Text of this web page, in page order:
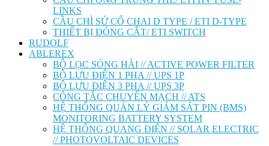
LINKS
CẦU CHÌ SỨ CỔ CHAI D TYPE / ETI D-TYPE
THIẾT BỊ ĐÓNG CẮT/ ETI SWITCH
RUDOLF
ABLEREX
BỘ LỌC SÓNG HÀI // ACTIVE POWER FILTER
BỘ LƯU ĐIỆN 1 PHA // UPS 1P
BỘ LƯU ĐIỆN 3 PHA // UPS 3P
CÔNG TẮC CHUYỂN MẠCH // ATS
HỆ THỐNG QUẢN LÝ GIÁM SÁT PIN (BMS)
MONITORING BATTERY SYSTEM
HỆ THỐNG QUANG ĐIỆN // SOLAR ELECTRIC
// PHOTOVOLTAIC DEVICES